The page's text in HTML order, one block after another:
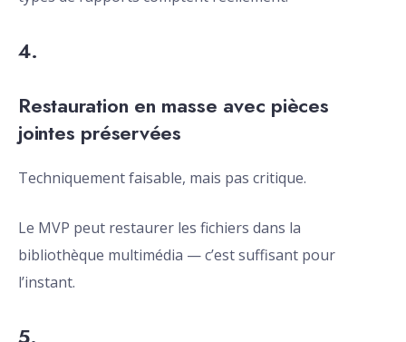
4.
Restauration en masse avec pièces
jointes préservées
Techniquement faisable, mais pas critique.
Le MVP peut restaurer les fichiers dans la
bibliothèque multimédia — c’est suffisant pour
l’instant.